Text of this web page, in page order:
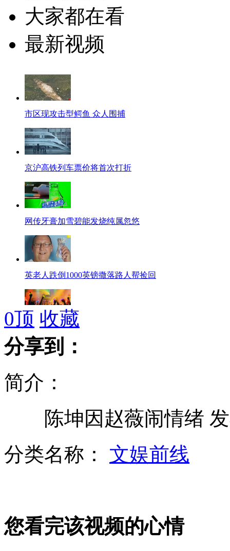
大家都在看
最新视频
市区现攻击型鳄鱼 众人围捕
京沪高铁列车票价将首次打折
网传牙膏加雪碧能发烧纯属忽悠
英老人跌倒1000英镑撒落路人帮捡回
少女酒吧色诱男士 下迷药抢劫
旧冰箱爆炸 男子脑袋炸掉一半惨死
0顶 收藏
分享到：
简介：
陈坤因赵薇闹情绪 发
分类名称： 文娱前线
您看完该视频的心情